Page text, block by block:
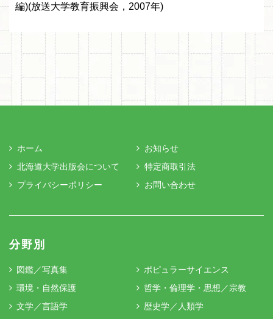
編)(放送大学教育振興会，2007年)
ホーム
お知らせ
北海道大学出版会について
特定商取引法
プライバシーポリシー
お問い合わせ
分野別
図鑑／写真集
ポピュラーサイエンス
環境・自然保護
哲学・倫理学・思想／宗教
文学／言語学
歴史学／人類学